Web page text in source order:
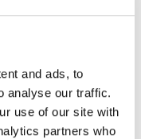
and ads, to
analyse our traffic.
use of our site with
partners who